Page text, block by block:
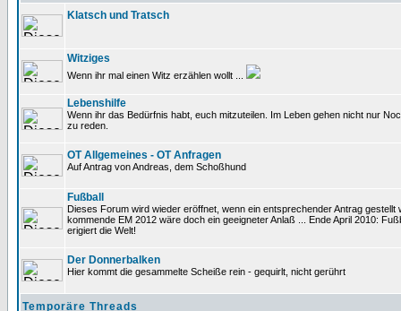
Klatsch und Tratsch
Witziges
Wenn ihr mal einen Witz erzählen wollt ...
Lebenshilfe
Wenn ihr das Bedürfnis habt, euch mitzuteilen. Im Leben gehen nicht nur
zu reden.
OT Allgemeines - OT Anfragen
Auf Antrag von Andreas, dem Schoßhund
Fußball
Dieses Forum wird wieder eröffnet, wenn ein entsprechender Antrag
kommende EM 2012 wäre doch ein geeigneter Anlaß ... Ende April 2010:
erigiert die Welt!
Der Donnerbalken
Hier kommt die gesammelte Scheiße rein - gequirlt, nicht gerührt
Temporäre Threads